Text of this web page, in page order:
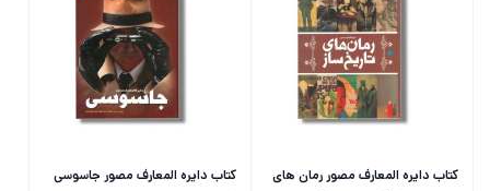
کتاب دایره المعارف مصور رمان های
کتاب دایره المعارف مصور جاسوسی